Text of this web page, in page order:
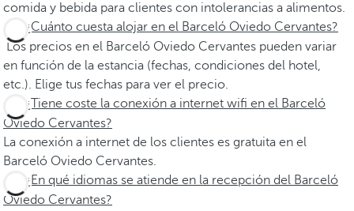
comida y bebida para clientes con intolerancias a alimentos.
¿Cuánto cuesta alojar en el Barceló Oviedo Cervantes?
Los precios en el Barceló Oviedo Cervantes pueden variar
en función de la estancia (fechas, condiciones del hotel,
etc.). Elige tus fechas para ver el precio.
¿Tiene coste la conexión a internet wifi en el Barceló
Oviedo Cervantes?
La conexión a internet de los clientes es gratuita en el
Barceló Oviedo Cervantes.
¿En qué idiomas se atiende en la recepción del Barceló
Oviedo Cervantes?